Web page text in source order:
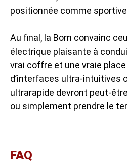
positionnée comme
Au final, la Born convainc
électrique plaisante à
vrai coffre et une vraie
d’interfaces ultra-intuitives
ultrarapide devront peut-
ou simplement prendre le
FAQ